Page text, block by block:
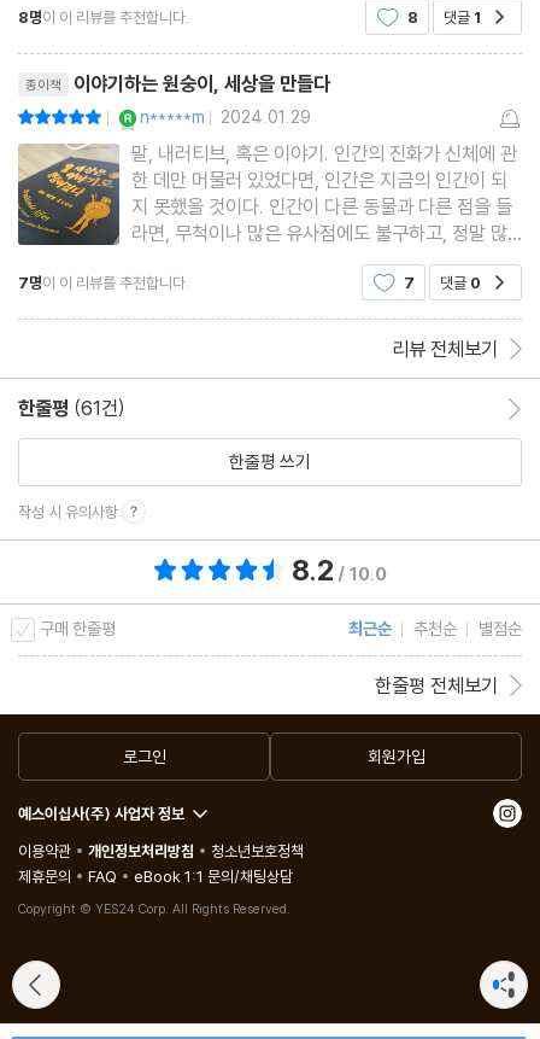
음모 서사 : 상호작용하는 파시즘 동화
8. 결정적 테스트 - 독일과 미국은 어떤 스토리를 만들었는가
왜곡된 의무
딥 스토리Deep Story와 무한한 허구의 나라
1933년까지 독일의 딥 스토리
드라마는 억압을 씻어낸다
9. 칼을 움켜쥐다 - 별로 강하지 않은 성별
남성 영역으로서 신화와 영웅 이야기
비자발적 독신자Incel과 그들의 여성 혐오
리가 실패하는 이유
우리는 왜 기후를 잘못 이야기하는가
땅을 정복하라
영웅 그레타Greta
11. 부활 - 지칠 대로 지친 원숭이
위기에 처한 자아
우리가 행복에 관해 이야기하는 것
섹스 · 거짓말 · 영화
내일을 위한 프로젝트를 착수하는 것에
8명이 이 리뷰를 추천합니다. 8 댓글 1
종이책 이야기하는 원숭이, 세상을 만들다
| n*****m | 2024.01.29
말, 내러티브, 혹은 이야기. 인간의 진화가 신체에 관
한 데만 머물러 있었다면, 인간은 지금의 인간이 되
지 못했을 것이다. 인간이 다른 동물과 다른 점을 들
라면, 무척이나 많은 유사점에도 불구하고, 정말 많
은 다른 점을 들 것이다. 하지만 정말 결정적인 것을
들라고 하면, 나는 (이 책의 저자들처럼) 인간이 이야
7명이 이 리뷰를 추천합니다. 7 댓글 0
리뷰 전체보기
한줄평 (61건)
한줄평 쓰기
작성 시 유의사항
8.2 / 10.0
구매 한줄평 최근순 추천순 별점순
한줄평 전체보기
로그인 회원가입
예스이십사(주) 사업자 정보
이용약관
개인정보처리방침
청소년보호정책
제휴문의
FAQ eBook 1:1 문의/채팅상담
Copyright © YES24 Corp. All Rights Reserved.